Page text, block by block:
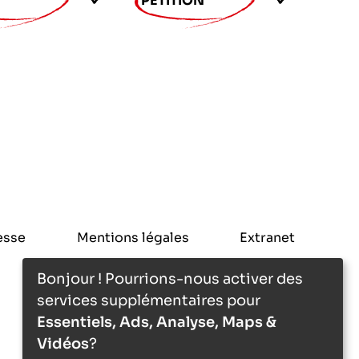
Mentions légales Extranet
Bonjour ! Pourrions-nous activer des
services supplémentaires pour
Essentiels, Ads, Analyse, Maps &
Vidéos?